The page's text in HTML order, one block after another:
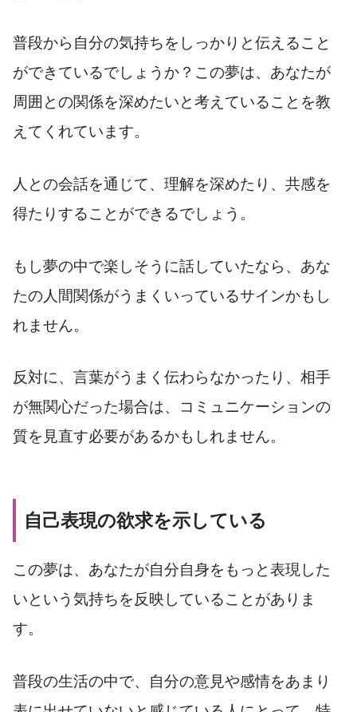
普段から自分の気持ちをしっかりと伝えること
ができているでしょうか？この夢は、あなたが
周囲との関係を深めたいと考えていることを教
えてくれています。
人との会話を通じて、理解を深めたり、共感を
得たりすることができるでしょう。
もし夢の中で楽しそうに話していたなら、あな
たの人間関係がうまくいっているサインかもし
れません。
反対に、言葉がうまく伝わらなかったり、相手
が無関心だった場合は、コミュニケーションの
質を見直す必要があるかもしれません。
自己表現の欲求を示している
この夢は、あなたが自分自身をもっと表現した
いという気持ちを反映していることがありま
す。
普段の生活の中で、自分の意見や感情をあまり